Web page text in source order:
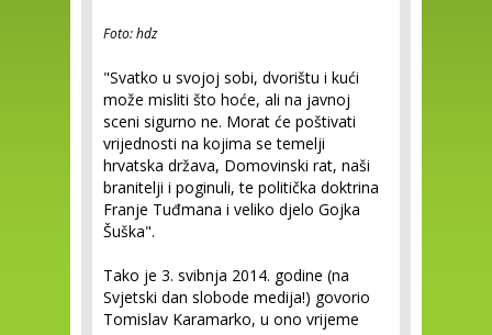
Foto: hdz
"Svatko u svojoj sobi, dvorištu i kući
može misliti što hoće, ali na javnoj
sceni sigurno ne. Morat će poštivati
vrijednosti na kojima se temelji
hrvatska država, Domovinski rat, naši
branitelji i poginuli, te politička doktrina
Franje Tuđmana i veliko djelo Gojka
Šuška".
Tako je 3. svibnja 2014. godine (na
Svjetski dan slobode medija!) govorio
Tomislav Karamarko, u ono vrijeme